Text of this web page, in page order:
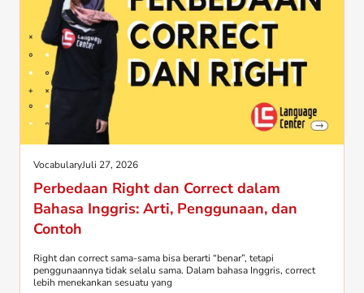
VocabularyJuli 27, 2026
Perbedaan Right dan Correct dalam
Bahasa Inggris: Arti, Penggunaan, dan
Contoh
Right dan correct sama-sama bisa berarti “benar”, tetapi
penggunaannya tidak selalu sama. Dalam bahasa Inggris, correct
lebih menekankan sesuatu yang